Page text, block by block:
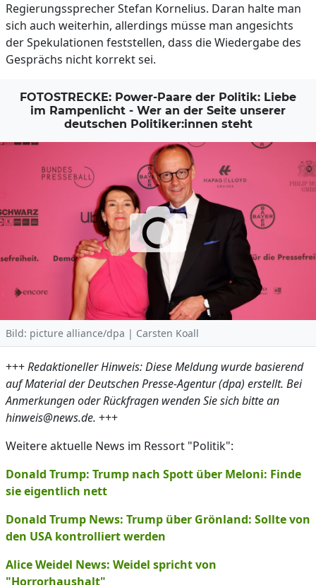
Regierungssprecher Stefan Kornelius. Daran halte man
sich auch weiterhin, allerdings müsse man angesichts
der Spekulationen feststellen, dass die Wiedergabe des
Gesprächs nicht korrekt sei.
FOTOSTRECKE: Power-Paare der Politik: Liebe
im Rampenlicht - Wer an der Seite unserer
deutschen Politiker:innen steht
Bild: picture alliance/dpa | Carsten Koall
+++Redaktioneller Hinweis: Diese Meldung wurde basierend
auf Material der Deutschen Presse-Agentur (dpa) erstellt. Bei
Anmerkungen oder Rückfragen wenden Sie sich bitte an
hinweis@news.de. +++
Weitere aktuelle News im Ressort "Politik":
Donald Trump: Trump nach Spott über Meloni: Finde
sie eigentlich nett
Donald Trump News: Trump über Grönland: Sollte von
den USA kontrolliert werden
Alice Weidel News: Weidel spricht von
"Horrorhaushalt"